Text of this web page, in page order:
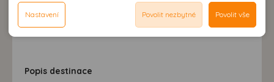
Popis destinace
Nastavení Povolit vše
Povolit nezbytné
souhlasu s používáním analytických cookies, ztrácíme
možnost analýzy výkonu a optimalizace našeho webu.
souhlasu může dojít mj. k zobrazování informací
neodpovídající Vaším potřebám, méně užitečné nabídce či
Reklamní cookies používáme my nebo třetí strana k
zobrazování relevantní reklamy nebo obsahu jak na
zájmech. Na základě těchto informací není zpravidla